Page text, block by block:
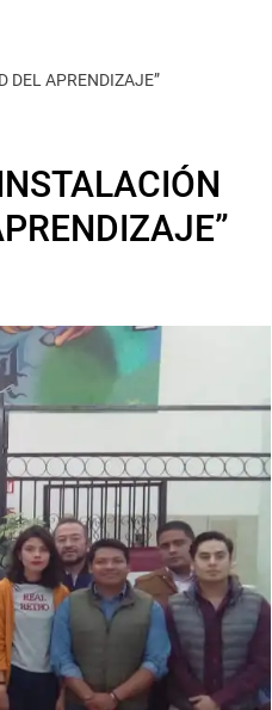
DEL APRENDIZAJE”